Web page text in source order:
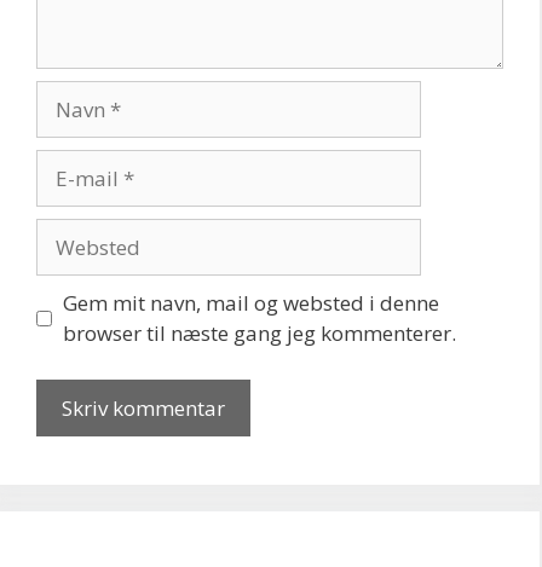
mail
Gem mit navn, mail og websted i denne
browser til næste gang jeg kommenterer.